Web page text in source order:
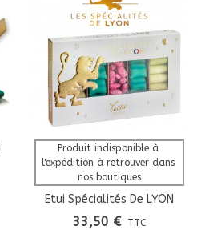
Produit indisponible à
l'expédition à retrouver dans
nos boutiques
Etui Spécialités De LYON
N°2
33,50 € TTC